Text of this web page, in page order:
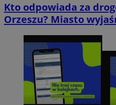
Kto odpowiada za
Orzeszu? Miasto